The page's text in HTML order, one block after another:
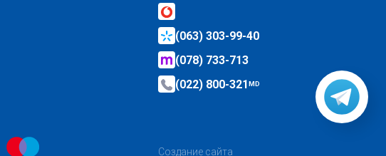
(063) 303-99-40
(078) 733-713
(022) 800-321MD
Создание сайта